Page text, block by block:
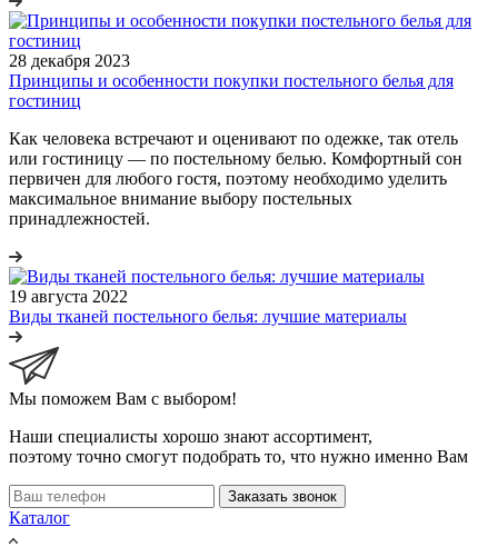
28 декабря 2023
Принципы и особенности покупки постельного белья для
гостиниц
Как человека встречают и оценивают по одежке, так отель
или гостиницу — по постельному белью. Комфортный сон
первичен для любого гостя, поэтому необходимо уделить
максимальное внимание выбору постельных
принадлежностей.
19 августа 2022
Виды тканей постельного белья: лучшие материалы
Мы поможем Вам с выбором!
Наши специалисты хорошо знают ассортимент,
поэтому точно смогут подобрать то, что нужно именно Вам
Заказать звонок
Каталог